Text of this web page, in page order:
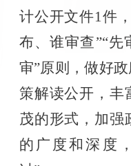
计公开文件1 件
布、谁审查”“先
审”原则，做好
策解读公开，丰
茂的形式，加强
的广度和深度